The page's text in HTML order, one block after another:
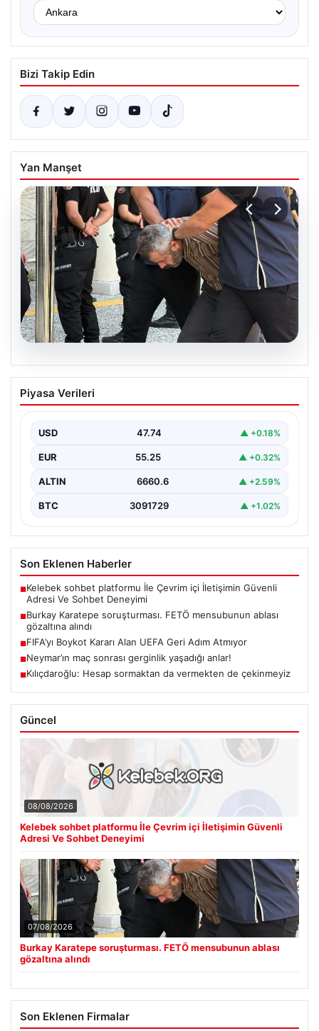
Bizi Takip Edin
Yan Manşet
07.08.2026
Burkay Karatepe soruşturması. FETÖ
mensubunun ablası gözaltına alındı
Piyasa Verileri
USD 47.74 ▲ +0.18%
EUR 55.25 ▲ +0.32%
ALTIN 6660.6 ▲ +2.59%
BTC 3091729 ▲ +1.02%
Son Eklenen Haberler
■Kelebek sohbet platformu İle Çevrim içi İletişimin Güvenli
Adresi Ve Sohbet Deneyimi
■Burkay Karatepe soruşturması. FETÖ mensubunun ablası
gözaltına alındı
■FIFA’yı Boykot Kararı Alan UEFA Geri Adım Atmıyor
■Neymar’ın maç sonrası gerginlik yaşadığı anlar!
■Kılıçdaroğlu: Hesap sormaktan da vermekten de çekinmeyiz
Güncel
08/08/2026
Kelebek sohbet platformu İle Çevrim içi İletişimin Güvenli
Adresi Ve Sohbet Deneyimi
07/08/2026
Burkay Karatepe soruşturması. FETÖ mensubunun ablası
gözaltına alındı
Son Eklenen Firmalar